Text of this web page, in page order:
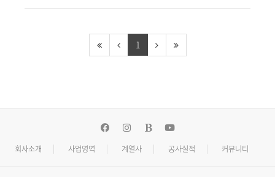
1
회사소개 사업영역 계열사 공사실적 커뮤니티